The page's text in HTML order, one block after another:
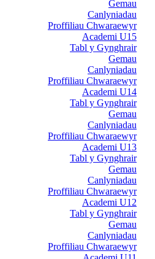
Gemau
Canlyniadau
Proffiliau Chwaraewyr
Academi U15
Tabl y Gynghrair
Gemau
Canlyniadau
Proffiliau Chwaraewyr
Academi U14
Tabl y Gynghrair
Gemau
Canlyniadau
Proffiliau Chwaraewyr
Academi U13
Tabl y Gynghrair
Gemau
Canlyniadau
Proffiliau Chwaraewyr
Academi U12
Tabl y Gynghrair
Gemau
Canlyniadau
Proffiliau Chwaraewyr